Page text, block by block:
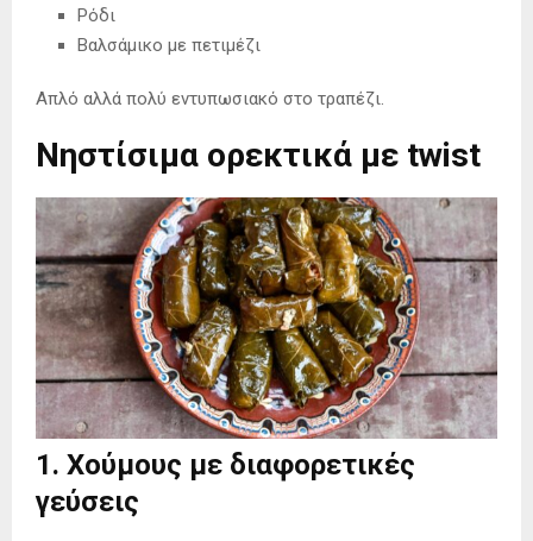
Ρόδι
Βαλσάμικο με πετιμέζι
Απλό αλλά πολύ εντυπωσιακό στο τραπέζι.
Νηστίσιμα ορεκτικά με twist
1. Χούμους με διαφορετικές
γεύσεις